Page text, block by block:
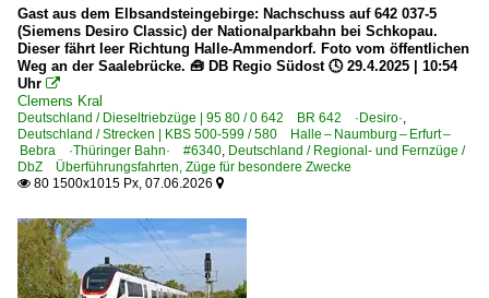
Gast aus dem Elbsandsteingebirge: Nachschuss auf 642 037-5
(Siemens Desiro Classic) der Nationalparkbahn bei Schkopau.
Dieser fährt leer Richtung Halle-Ammendorf. Foto vom öffentlichen
Weg an der Saalebrücke. 🧰 DB Regio Südost 🕓 29.4.2025 | 10:54
Uhr 
Clemens Kral
Deutschland / Dieseltriebzüge | 95 80 / 0 642 BR 642 ·Desiro·,
Deutschland / Strecken | KBS 500-599 / 580 Halle – Naumburg – Erfurt –
Bebra ·Thüringer Bahn· #6340, Deutschland / Regional- und Fernzüge /
DbZ Überführungsfahrten, Züge für besondere Zwecke
 80 1500x1015 Px, 07.06.2026 